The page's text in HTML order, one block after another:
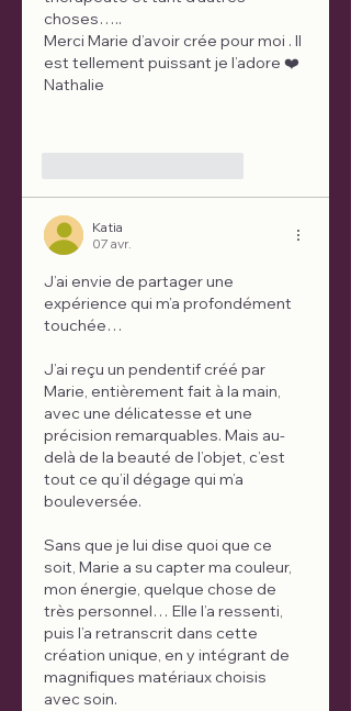
choses…..
Merci Marie d’avoir crée pour moi . Il
est tellement puissant je l’adore ❤️
Nathalie
Katia
07 avr.
J’ai envie de partager une
expérience qui m’a profondément
touchée…
J’ai reçu un pendentif créé par
Marie, entièrement fait à la main,
avec une délicatesse et une
précision remarquables. Mais au-
delà de la beauté de l’objet, c’est
tout ce qu’il dégage qui m’a
bouleversée.
Sans que je lui dise quoi que ce
soit, Marie a su capter ma couleur,
mon énergie, quelque chose de
très personnel… Elle l’a ressenti,
puis l’a retranscrit dans cette
création unique, en y intégrant de
magnifiques matériaux choisis
avec soin.